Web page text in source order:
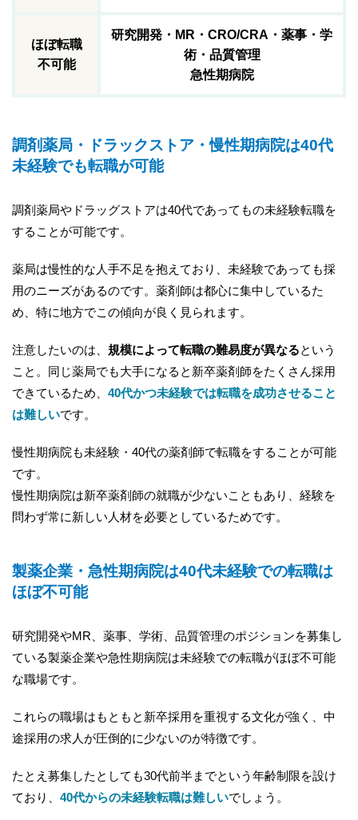
ほぼ転職
不可能
研究開発・MR・CRO/CRA・薬事・学
術・品質管理
急性期病院
調剤薬局・ドラックストア・慢性期病院は40代
未経験でも転職が可能
調剤薬局やドラッグストアは40代であってもの未経験転職を
することが可能です。
薬局は慢性的な人手不足を抱えており、未経験であっても採
用のニーズがあるのです。薬剤師は都心に集中しているた
め、特に地方でこの傾向が良く見られます。
注意したいのは、 規模によって転職の難易度が異なるという
こと。同じ薬局でも大手になると新卒薬剤師をたくさん採用
できているため、 40代かつ未経験では転職を成功させること
は難しいです。
慢性期病院も未経験・40代の薬剤師で転職をすることが可能
です。
慢性期病院は新卒薬剤師の就職が少ないこともあり、経験を
問わず常に新しい人材を必要としているためです。
製薬企業・急性期病院は40代未経験での転職は
ほぼ不可能
研究開発やMR、薬事、学術、品質管理のポジションを募集し
ている製薬企業や急性期病院は未経験での転職がほぼ不可能
な職場です。
これらの職場はもともと新卒採用を重視する文化が強く、中
途採用の求人が圧倒的に少ないのが特徴です。
たとえ募集したとしても30代前半までという年齢制限を設け
ており、 40代からの未経験転職は難しいでしょう。